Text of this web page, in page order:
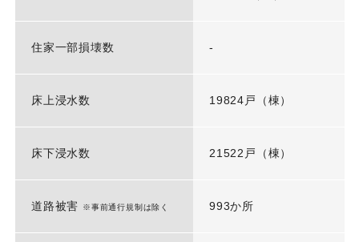
住家一部損壊数 -
床上浸水数 19824戸（棟）
床下浸水数 21522戸（棟）
道路被害 ※事前通行規制は除く 993か所